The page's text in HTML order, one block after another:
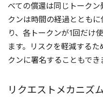
べての償還は同じトーク
クンは時間の経過ととも
り、各トークンが1回だけ
ます。リスクを軽減する
クンに署名することもでき
リクエストメカニズ